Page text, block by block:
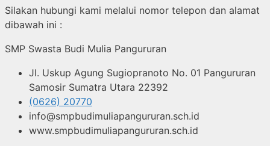
Silakan hubungi kami melalui nomor telepon dan alamat
dibawah ini :
SMP Swasta Budi Mulia Pangururan
Jl. Uskup Agung Sugiopranoto No. 01 Pangururan
Samosir Sumatra Utara 22392
(0626) 20770
info@smpbudimuliapangururan.sch.id
www.smpbudimuliapangururan.sch.id